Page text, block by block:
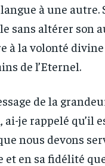
à une autre.
sans altérer son
à la volonté
de l’Eternel.
de la
je rappelé qu’il
nous devons
et en sa fidélité